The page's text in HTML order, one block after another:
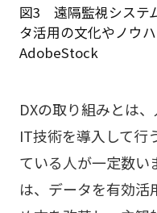
図3 遠隔監視システ
タ活用の文化やノウ
AdobeStock
DXの取り組みとは
IT技術を導入して行
ている人が一定数い
は、データを有効活